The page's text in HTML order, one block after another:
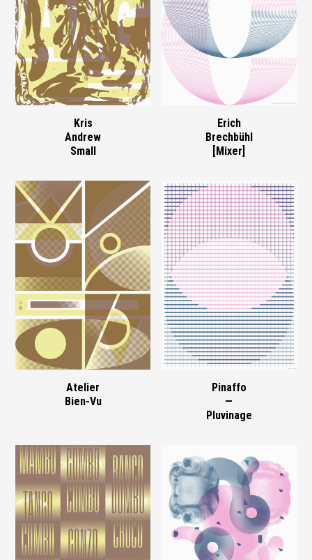
Kris
Andrew
Small
Erich
Brechbühl
[Mixer]
Atelier
Bien-Vu
Pinaffo
—
Pluvinage